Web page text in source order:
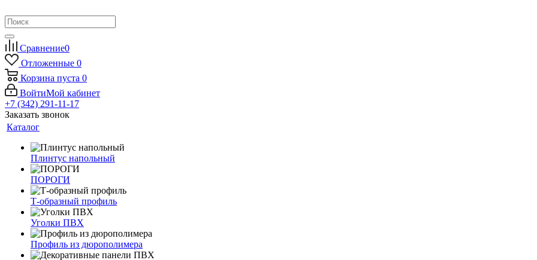
Сравнение0
Отложенные 0
Корзина пуста 0
ВойтиМой кабинет
+7 (342) 291-11-17
Заказать звонок
Каталог
Плинтус напольный
ПОРОГИ
Т-образный профиль
Уголки ПВХ
Профиль из дюрополимера